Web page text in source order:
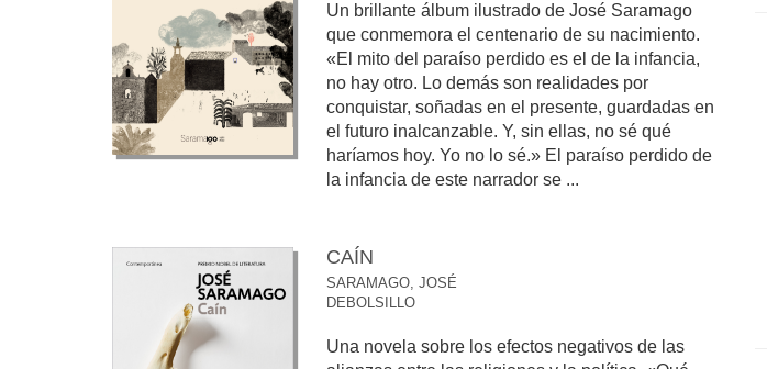
Un brillante álbum ilustrado de José Saramago
que conmemora el centenario de su nacimiento.
«El mito del paraíso perdido es el de la infancia,
no hay otro. Lo demás son realidades por
conquistar, soñadas en el presente, guardadas en
el futuro inalcanzable. Y, sin ellas, no sé qué
haríamos hoy. Yo no lo sé.» El paraíso perdido de
la infancia de este narrador se ...
CAÍN
SARAMAGO, JOSÉ
DEBOLSILLO
Una novela sobre los efectos negativos de las